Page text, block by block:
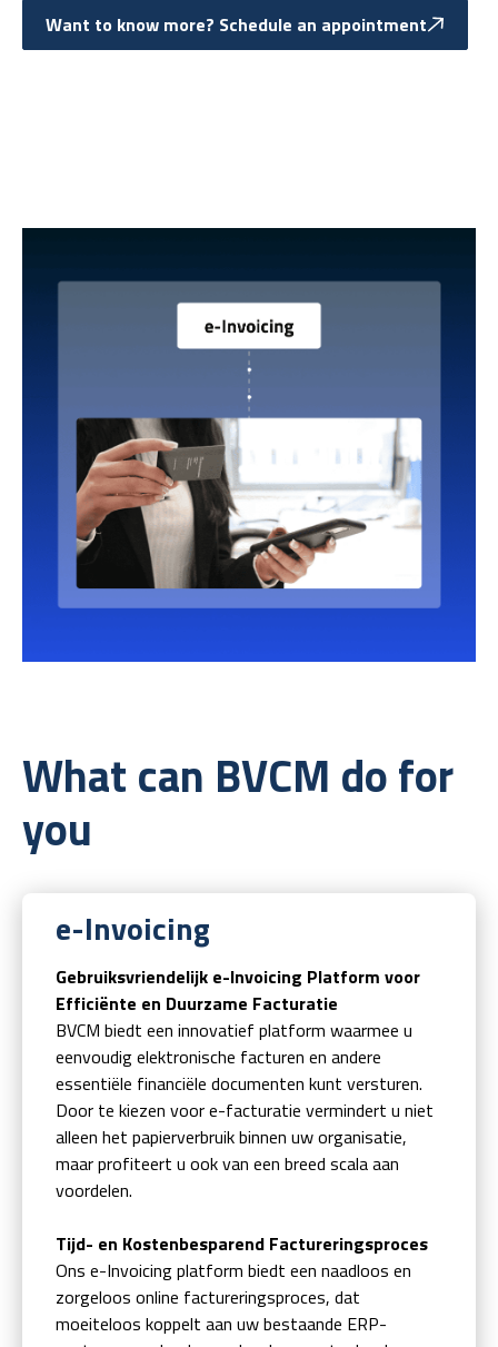
Want to know more? Schedule an appointment
What can BVCM do for
you
e-Invoicing
Gebruiksvriendelijk e-Invoicing Platform voor
Efficiënte en Duurzame Facturatie
BVCM biedt een innovatief platform waarmee u
eenvoudig elektronische facturen en andere
essentiële financiële documenten kunt versturen.
Door te kiezen voor e-facturatie vermindert u niet
alleen het papierverbruik binnen uw organisatie,
maar profiteert u ook van een breed scala aan
voordelen.
Tijd- en Kostenbesparend Factureringsproces
Ons e-Invoicing platform biedt een naadloos en
zorgeloos online factureringsproces, dat
moeiteloos koppelt aan uw bestaande ERP-